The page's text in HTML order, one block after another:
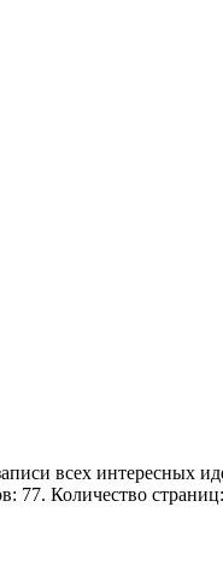
всех интересных
Количество